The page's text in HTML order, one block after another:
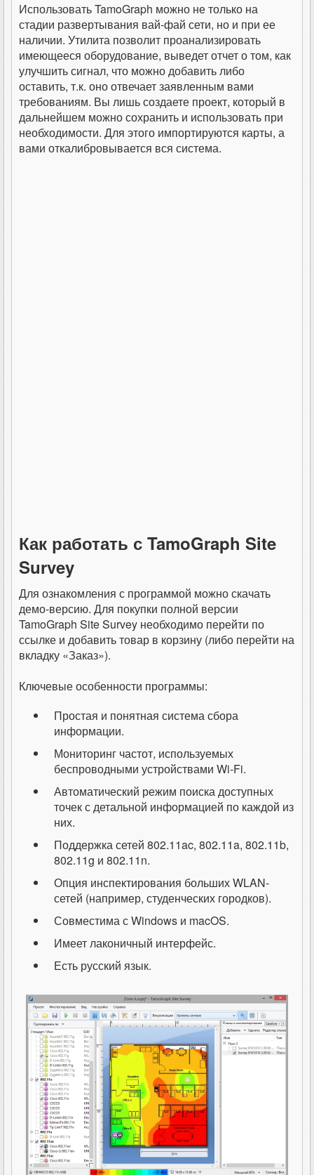
Использовать TamoGraph можно не только на
стадии развертывания вай-фай сети, но и при ее
наличии. Утилита позволит проанализировать
имеющееся оборудование, выведет отчет о том, как
улучшить сигнал, что можно добавить либо
оставить, т.к. оно отвечает заявленным вами
требованиям. Вы лишь создаете проект, который в
дальнейшем можно сохранить и использовать при
необходимости. Для этого импортируются карты, а
вами откалибровывается вся система.
Как работать с TamoGraph Site
Survey
Для ознакомления с программой можно скачать
демо-версию. Для покупки полной версии
TamoGraph Site Survey необходимо перейти по
ссылке и добавить товар в корзину (либо перейти на
вкладку «Заказ»).
Ключевые особенности программы:
Простая и понятная система сбора
информации.
Мониторинг частот, используемых
беспроводными устройствами Wi-Fi.
Автоматический режим поиска доступных
точек с детальной информацией по каждой из
них.
Поддержка сетей 802.11ac, 802.11a, 802.11b,
802.11g и 802.11n.
Опция инспектирования больших WLAN-
сетей (например, студенческих городков).
Совместима с Windows и macOS.
Имеет лаконичный интерфейс.
Есть русский язык.